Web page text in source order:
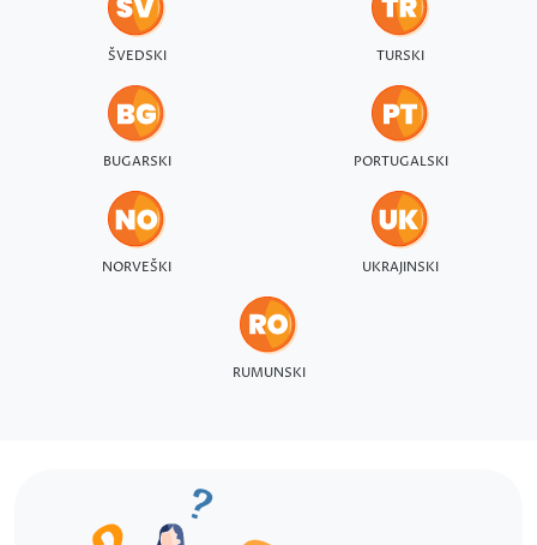
ŠVEDSKI TURSKI
BUGARSKI PORTUGALSKI
NORVEŠKI UKRAJINSKI
RUMUNSKI